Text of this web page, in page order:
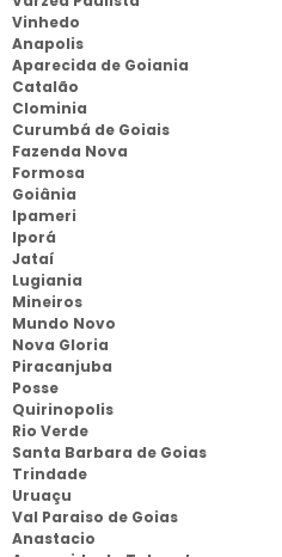
Vinhedo
Anapolis
Aparecida de Goiania
Catalão
Clominia
Curumbá de Goiais
Fazenda Nova
Formosa
Goiânia
Ipameri
Iporá
Jataí
Lugiania
Mineiros
Mundo Novo
Nova Gloria
Piracanjuba
Posse
Quirinopolis
Rio Verde
Santa Barbara de Goias
Trindade
Uruaçu
Val Paraiso de Goias
Anastacio